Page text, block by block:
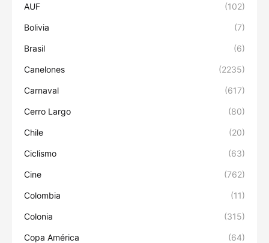
AUF (102)
Bolivia (7)
Brasil (6)
Canelones (2235)
Carnaval (617)
Cerro Largo (80)
Chile (20)
Ciclismo (63)
Cine (762)
Colombia (11)
Colonia (315)
Copa América (64)